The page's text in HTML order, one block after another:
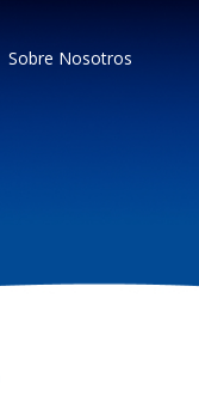
Sobre Nosotros